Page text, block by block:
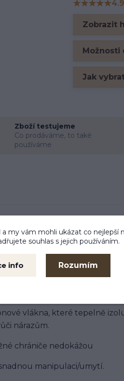
Hodnocení
★★★★★
Zobrazit
Možnosti
Jak
Zboží testujeme
Co prodáváme, to také
používáme
pro koně, kteří mají
ergnonomickou část
aby nic neomezovalo koně v
vlákna, které tepelně
nárazům.
chrániče nedokážou
manipulaci/umytí.
a my vám mohli ukázat co nejlepší
souhlas s jejich používáním.
info Rozumím